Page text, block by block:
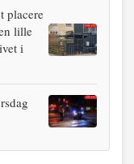
placere
lille
i